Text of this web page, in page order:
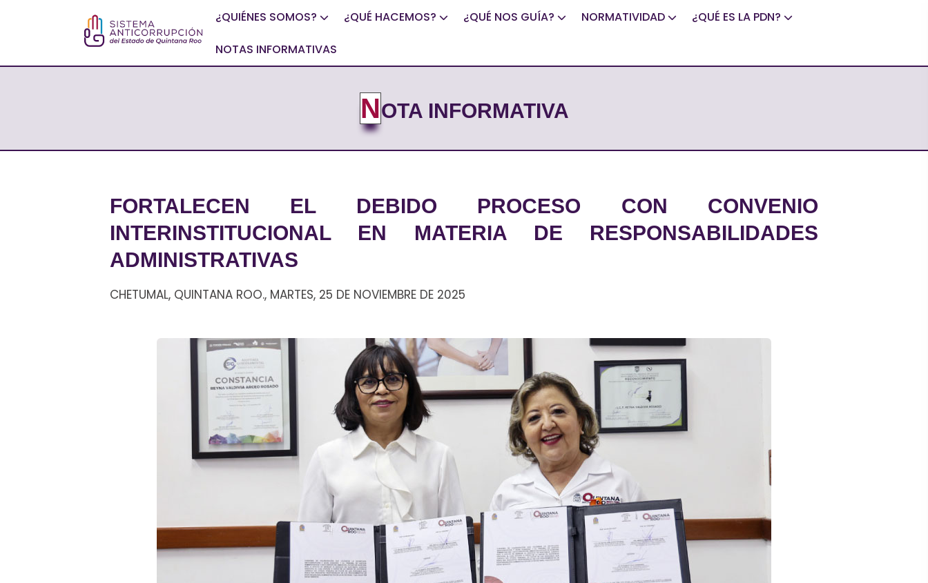
¿QUIÉNES SOMOS? ¿QUÉ HACEMOS? ¿QUÉ NOS GUÍA? NORMATIVIDAD ¿QUÉ ES LA PDN?
NOTAS INFORMATIVAS
NOTA INFORMATIVA
FORTALECEN EL DEBIDO PROCESO CON CONVENIO
INTERINSTITUCIONAL EN MATERIA DE RESPONSABILIDADES
ADMINISTRATIVAS
CHETUMAL, QUINTANA ROO., MARTES, 25 DE NOVIEMBRE DE 2025